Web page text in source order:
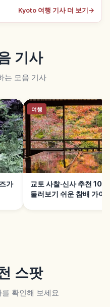
Kyoto 여행 기사 더 보기→
기사
는 모음 기사
가
여행
교토 사찰·신사 추천 10
둘러보기 쉬운 참배 가이
스팟
확인해 보세요